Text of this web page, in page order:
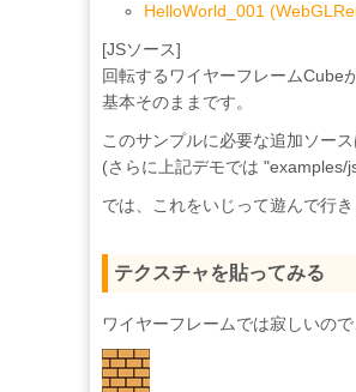
HelloWorld_001
[JSソース]
回転するワイヤーフレームCube
基本そのままです。
このサンプルに必要な追加ソー
(さらに上記デモでは "examples/
では、これをいじって遊んで行き
テクスチャを貼ってみる
ワイヤーフレームでは寂しいの